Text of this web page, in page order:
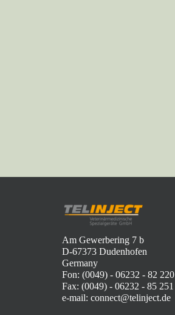
Am Gewerbering 7 b
D-67373 Dudenhofen
Germany
Fon: (0049) - 06232 - 82 220
Fax: (0049) - 06232 - 85 251
e-mail: connect@telinject.de